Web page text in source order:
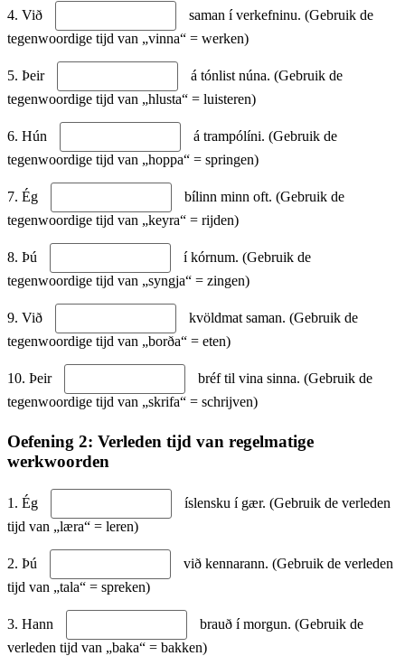
4. Við
saman í verkefninu. (Gebruik de
tegenwoordige tijd van „vinna“ = werken)
5. Þeir
á tónlist núna. (Gebruik de
tegenwoordige tijd van „hlusta“ = luisteren)
6. Hún
á trampólíni. (Gebruik de
tegenwoordige tijd van „hoppa“ = springen)
7. Ég
bílinn minn oft. (Gebruik de
tegenwoordige tijd van „keyra“ = rijden)
8. Þú
í kórnum. (Gebruik de
tegenwoordige tijd van „syngja“ = zingen)
9. Við
kvöldmat saman. (Gebruik de
tegenwoordige tijd van „borða“ = eten)
10. Þeir
bréf til vina sinna. (Gebruik de
tegenwoordige tijd van „skrifa“ = schrijven)
Oefening 2: Verleden tijd van regelmatige
werkwoorden
1. Ég
íslensku í gær. (Gebruik de verleden
tijd van „læra“ = leren)
2. Þú
við kennarann. (Gebruik de verleden
tijd van „tala“ = spreken)
3. Hann
brauð í morgun. (Gebruik de
verleden tijd van „baka“ = bakken)